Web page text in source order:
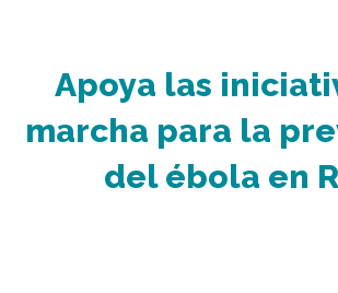
Apoya las
marcha para la
del ébola en